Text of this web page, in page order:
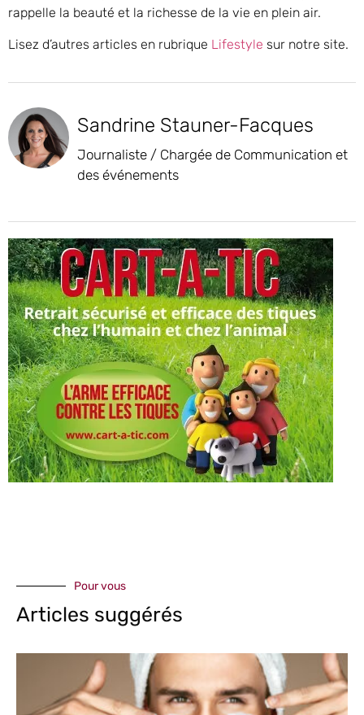
rappelle la beauté et la richesse de la vie en plein air.
Lisez d’autres articles en rubrique Lifestyle sur notre site.
Sandrine Stauner-Facques
Journaliste / Chargée de Communication et
des événements
Pour vous
Articles suggérés